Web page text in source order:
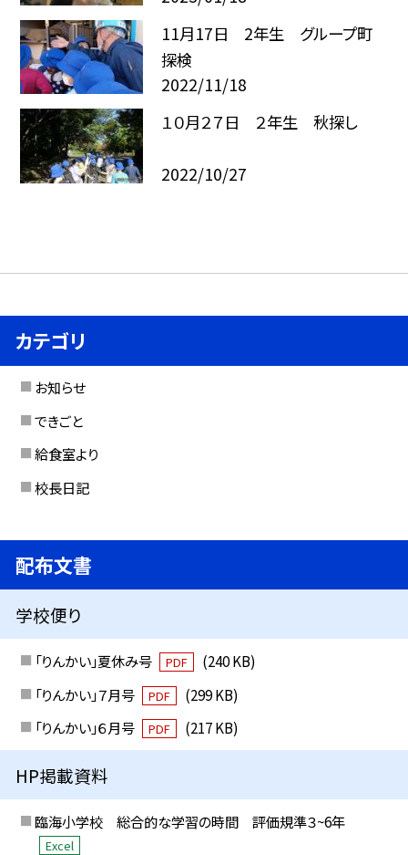
11月17日 2年生 グループ町
探検
2022/11/18
１０月２７日 ２年生 秋探し
2022/10/27
カテゴリ
お知らせ
できごと
給食室より
校長日記
配布文書
学校便り
「りんかい」夏休み号 PDF
(240 KB)
「りんかい」７月号
PDF
(299 KB)
「りんかい」６月号
PDF (217 KB)
HP掲載資料
臨海小学校 総合的な学習の時間 評価規準３~6年
Excel